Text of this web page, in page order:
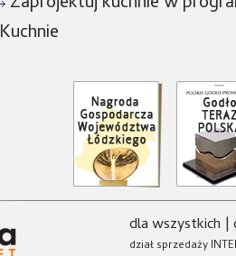
Kuchnie
dla wszystkich |
dział sprzedaży